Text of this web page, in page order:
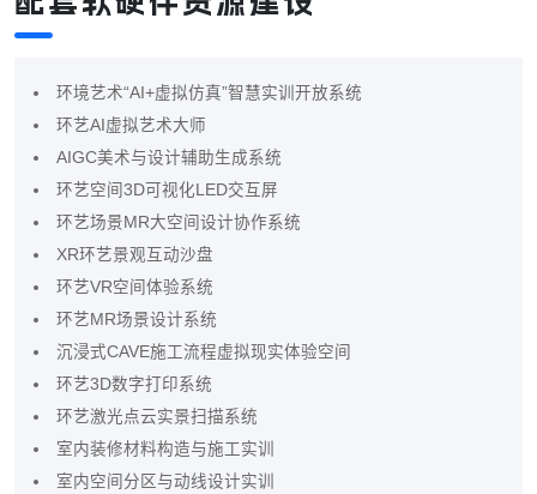
环境艺术“AI+虚拟仿真”智慧实训开放系统
环艺AI虚拟艺术大师
AIGC美术与设计辅助生成系统
环艺空间3D可视化LED交互屏
环艺场景MR大空间设计协作系统
XR环艺景观互动沙盘
环艺VR空间体验系统
环艺MR场景设计系统
沉浸式CAVE施工流程虚拟现实体验空间
环艺3D数字打印系统
环艺激光点云实景扫描系统
室内装修材料构造与施工实训
室内空间分区与动线设计实训